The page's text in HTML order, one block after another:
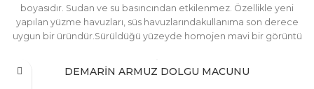
boyasıdır. Sudan ve su basıncından etkilenmez. Özellikle yeni
yapılan yüzme havuzları, süs havuzlarındakullanıma son derece
uygun bir üründür.Sürüldüğü yüzeyde homojen mavi bir görüntü
ışınlarından ve havuz kimyasallarından etkilenmez. Alkali ve klora
karşı son derece dayanıklıdır
DEMARİN ARMUZ DOLGU MACUNU